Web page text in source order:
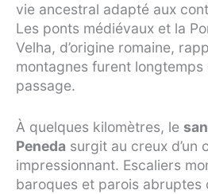
vie ancestral adapté aux
Les ponts médiévaux et la
Velha, d’origine romaine,
montagnes furent longtemps
passage.
À quelques kilomètres, le
Peneda surgit au creux d’un
impressionnant. Escaliers
baroques et parois abruptes